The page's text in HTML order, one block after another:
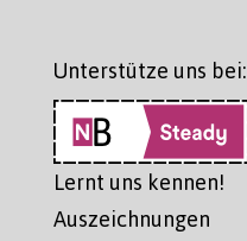
Unterstütze uns bei:
Lernt uns kennen!
Auszeichnungen